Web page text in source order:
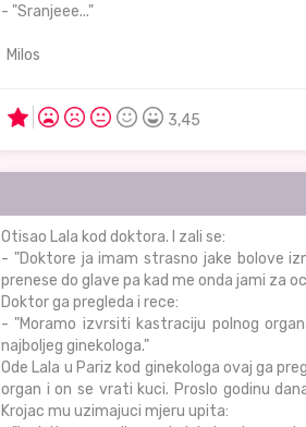
- "Sranjeee..."
Milos
3,45
Otisao Lala kod doktora. I zali se:
- "Doktore ja imam strasno jake bolove
prenese do glave pa kad me onda jami za
Doktor ga pregleda i rece:
- "Moramo izvrsiti kastraciju polnog
najboljeg ginekologa."
Ode Lala u Pariz kod ginekologa ovaj ga
organ i on se vrati kuci. Proslo godinu
Krojac mu uzimajuci mjeru upita: